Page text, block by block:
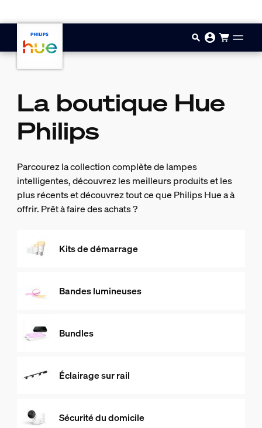
La boutique Hue
Philips
Parcourez la collection complète de lampes
intelligentes, découvrez les meilleurs produits et les
plus récents et découvrez tout ce que Philips Hue a à
offrir. Prêt à faire des achats ?
Kits de démarrage
Bandes lumineuses
Bundles
Éclairage sur rail
Sécurité du domicile